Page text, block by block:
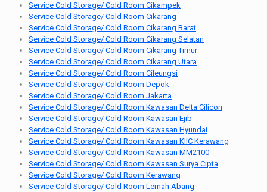
Service Cold Storage/ Cold Room Cikampek
Service Cold Storage/ Cold Room Cikarang
Service Cold Storage/ Cold Room Cikarang Barat
Service Cold Storage/ Cold Room Cikarang Selatan
Service Cold Storage/ Cold Room Cikarang Timur
Service Cold Storage/ Cold Room Cikarang Utara
Service Cold Storage/ Cold Room Cileungsi
Service Cold Storage/ Cold Room Depok
Service Cold Storage/ Cold Room Jakarta
Service Cold Storage/ Cold Room Kawasan Delta Cilicon
Service Cold Storage/ Cold Room Kawasan Ejib
Service Cold Storage/ Cold Room Kawasan Hyundai
Service Cold Storage/ Cold Room Kawasan KIIC Kerawang
Service Cold Storage/ Cold Room Kawasan MM2100
Service Cold Storage/ Cold Room Kawasan Surya Cipta
Service Cold Storage/ Cold Room Kerawang
Service Cold Storage/ Cold Room Lemah Abang